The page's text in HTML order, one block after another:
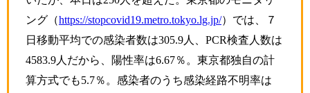
ング（https://stopcovid19.metro.tokyo.lg.jp/）では、７
日移動平均での感染者数は305.9人、PCR検査人数は
4583.9人だから、陽性率は6.67％。東京都独自の計
算方式でも5.7％。感染者のうち感染経路不明率は